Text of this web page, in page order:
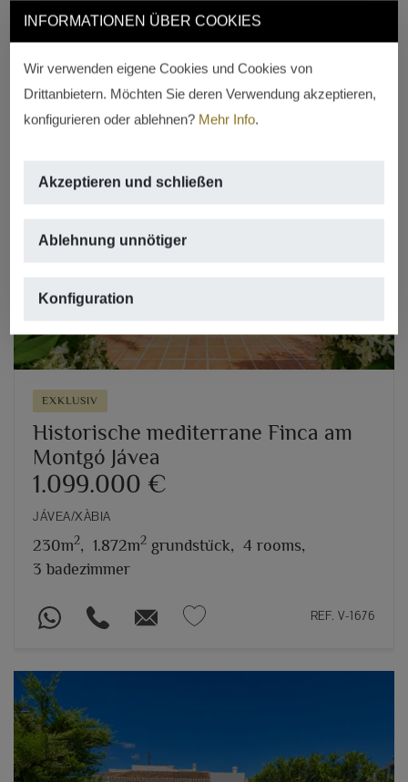
INFORMATIONEN ÜBER COOKIES
Wir verwenden eigene Cookies und Cookies von
Drittanbietern. Möchten Sie deren Verwendung akzeptieren,
konfigurieren oder ablehnen? Mehr Info.
Akzeptieren und schließen
Ablehnung unnötiger
Konfiguration
5 badezimmer
EXKLUSIV
Historische mediterrane Finca am
Montgó Jávea
1.099.000 €
JÁVEA/XÀBIA
230m2, 1.872m2 grundstück, 4 rooms,
3 badezimmer
REF. V-1676